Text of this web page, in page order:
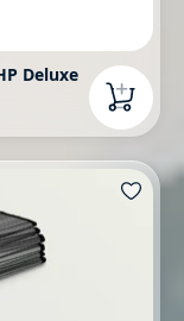
Deluxe